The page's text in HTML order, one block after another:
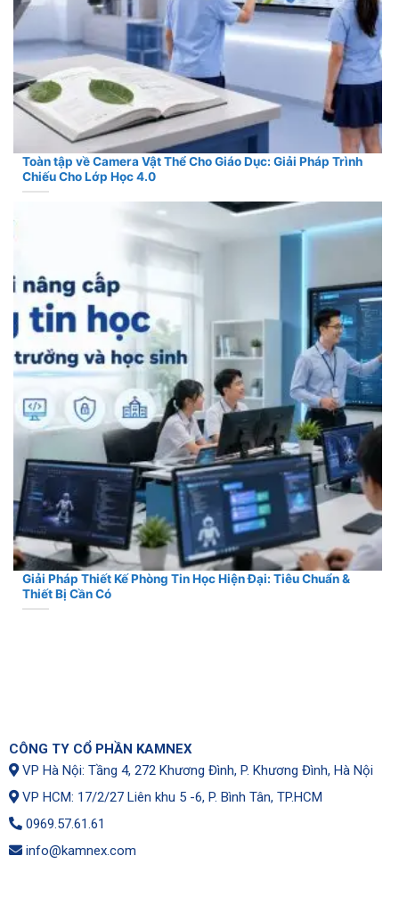
Toàn tập về Camera Vật Thể Cho Giáo Dục: Giải Pháp Trình
Chiếu Cho Lớp Học 4.0
Giải Pháp Thiết Kế Phòng Tin Học Hiện Đại: Tiêu Chuẩn &
Thiết Bị Cần Có
CÔNG TY CỔ PHẦN KAMNEX
VP Hà Nội: Tầng 4, 272 Khương Đình, P. Khương Đình, Hà Nội
VP HCM: 17/2/27 Liên khu 5 -6, P. Bình Tân, TP.HCM
0969.57.61.61
info@kamnex.com